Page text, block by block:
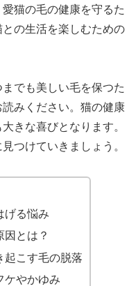
猫の毛の健康を守るた
の生活を楽しむための
でも美しい毛を保つた
みください。猫の健康
きな喜びとなります。
つけていきましょう。
げる悩み
因とは？
起こす毛の脱落
ケやかゆみ